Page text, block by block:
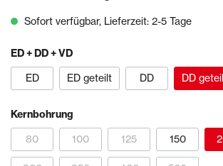
Sofort verfügbar, Lieferzeit: 2-5 Tage
ED + DD + VD
ED
ED geteilt DD DD
Kernbohrung
80
100 125 150